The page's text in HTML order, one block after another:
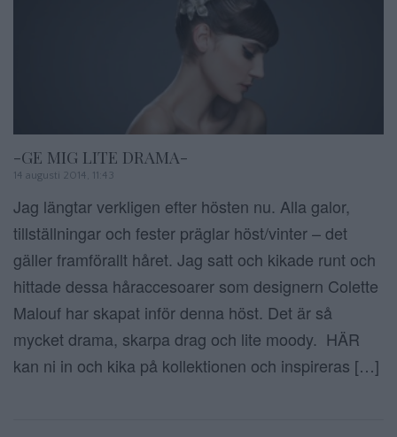
-GE MIG LITE DRAMA-
14 augusti 2014, 11:43
Jag längtar verkligen efter hösten nu. Alla galor,
tillställningar och fester präglar höst/vinter – det
gäller framförallt håret. Jag satt och kikade runt och
hittade dessa håraccesoarer som designern Colette
Malouf har skapat inför denna höst. Det är så
mycket drama, skarpa drag och lite moody. HÄR
kan ni in och kika på kollektionen och inspireras […]